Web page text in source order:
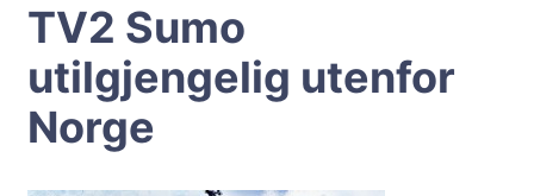
TV2 Sumo
utilgjengelig utenfor
Norge